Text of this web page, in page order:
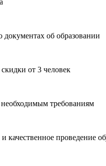
документах об образовании
от 3 человек
необходимым требованиям
качественное проведение